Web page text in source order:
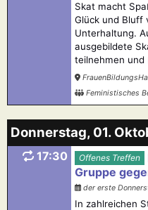
Skat macht
Glück und Bluff
Unterhaltung.
ausgebildete
teilnehmen und
Feministisches
Donnerstag, 01.
17:30 Offenes Treffen
Gruppe
der erste
In zahlreichen